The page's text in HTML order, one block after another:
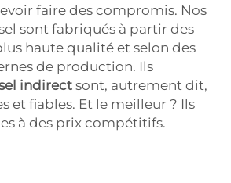
faire des compromis. Nos
sont fabriqués à partir des
haute qualité et selon des
de production. Ils
indirect sont, autrement dit,
et fiables. Et le meilleur ? Ils
à des prix compétitifs.